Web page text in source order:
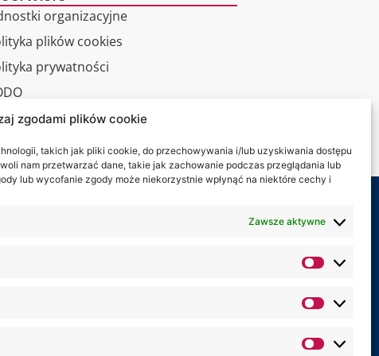
zgodami plików cookie
takich jak pliki cookie, do przechowywania i/lub uzyskiwania dostępu
nam przetwarzać dane, takie jak zachowanie podczas przeglądania lub
lub wycofanie zgody może niekorzystnie wpłynąć na niektóre cechy i
Zawsze aktywne
organizacyjne
plików cookies
prywatności
spacer